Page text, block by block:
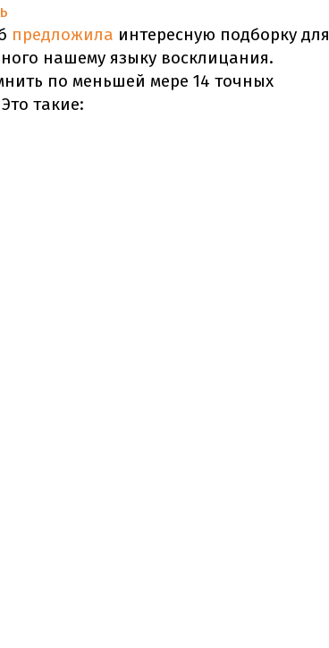
предложила интересную подборку для
нашему языку восклицания.
по меньшей мере 14 точных
такие: